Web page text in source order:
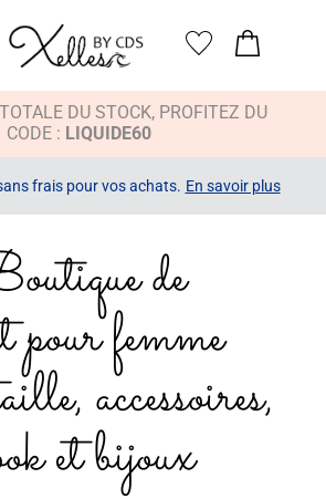
DU STOCK, PROFITEZ DU
CODE : LIQUIDE60
frais pour vos achats. En savoir plus
de
pour femme
accessoires,
et bijoux